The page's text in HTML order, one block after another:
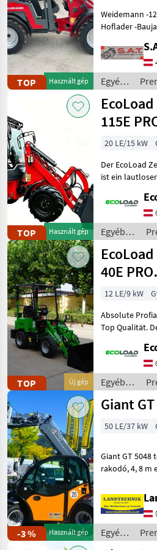
TOP Használt gép
Weidemann -
Hoflader -
STVO
Blinker -
Hydraulischer
Egyéb
erőgépek
/
Weidemann
TOP Használt gép
115E
20 LE/15 kW
Der EcoLoad
ist ein lautloser
und Heizung, sehr sparsam
im Verbrauch
ohne Abgase. Achtung auf
den Bildern
Egyéb
erőgépek
/
EcoLoad
TOP Új gép
40E PRO
Hoflader
12 LE/9 kW
Absolute
Top Qualität. Der EcoLoad
wie lautloser
Elektrohoflader,
sparsam im
das alles ohne
Egyéb
erőgépek
EcoLoad
-3 % Használt gép
Giant
50 LE/37 kW
Giant GT 5048
rakodó, 4, 8 m emelési
1900 kg, Euro-
csatlakozóval, hidraulikus
reteszeléssel, négykerekes
Egyéb